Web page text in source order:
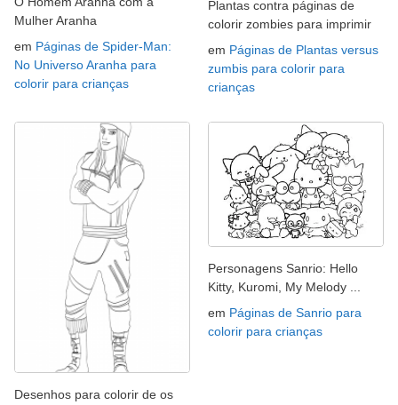
Mulher Aranha
em Páginas de Spider-Man:
No Universo Aranha para
colorir para crianças
Plantas contra páginas de
colorir zombies para imprimir
em Páginas de Plantas versus
zumbis para colorir para
crianças
Desenhos para colorir de os
Personagens Sanrio: Hello
Kitty, Kuromi, My Melody ...
em Páginas de Sanrio para
colorir para crianças